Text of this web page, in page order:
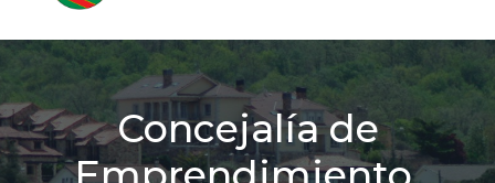
Concejalía de